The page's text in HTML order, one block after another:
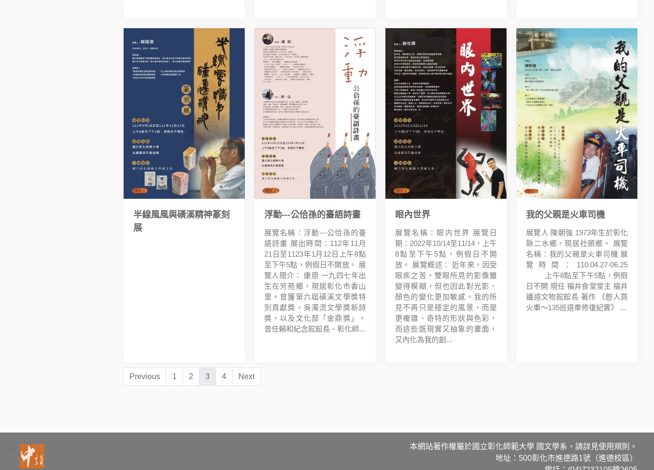
半線風風與磺溪精神篆刻
展
浮動---公佮孫的臺語詩畫
展覽名稱：浮動---公佮孫的臺
語詩畫 展出時間：112年11月
21日至1123年1月12日上午8點
至下午5點，例假日不開放。 展
覽人簡介： 康原 一九四七年出
生在芳苑鄉，現居彰化市香山
里。曾獲第六屆磺溪文學獎特
別貢獻獎、吳濁流文學獎新詩
獎，以及文化部「金鼎獎」。
曾任賴和紀念館館長、彰化師...
眼內世界
展覽名稱：眼内世界 展覽日
期：2022年10/14至11/14，上午
8點至下午5點，例假日不開
放。 展覽概述： 近年來，因受
眼疾之苦，雙眼所見的影像雖
變得模糊，但也因此對光影、
顏色的變化更加敏感。我的所
見不再只是穩定的風景，而是
更複雜、奇特的形狀與色彩，
而這些既現實又抽象的畫面，
又內化為我的創...
我的父親是火車司機
展覽人 陳朝強 1973年生於彰化
縣二水鄉，現居社頭鄉。 展覽
名稱：我的父親是火車司機 展
覽時間：110.04.27-06.25
上午8點至下午5點，例假
日不開 現任 福井食堂堂主 福井
鐵道文物館館長 著作 《憨人買
火車～135巡道車修復紀實》 ...
Previous 1 2 3 4 Next
本網站著作權屬於國立彰化師範大學 國文學系，請詳見使用規則。
地址：500彰化市進德路1號（進德校區）